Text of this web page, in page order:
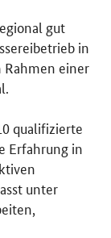
gut
in
einer
qualifizierte
Erfahrung in
unter